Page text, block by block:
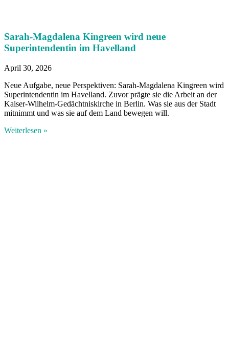
Sarah-Magdalena Kingreen wird neue
Superintendentin im Havelland
April 30, 2026
Neue Aufgabe, neue Perspektiven: Sarah-Magdalena Kingreen wird
Superintendentin im Havelland. Zuvor prägte sie die Arbeit an der
Kaiser-Wilhelm-Gedächtniskirche in Berlin. Was sie aus der Stadt
mitnimmt und was sie auf dem Land bewegen will.
Weiterlesen »